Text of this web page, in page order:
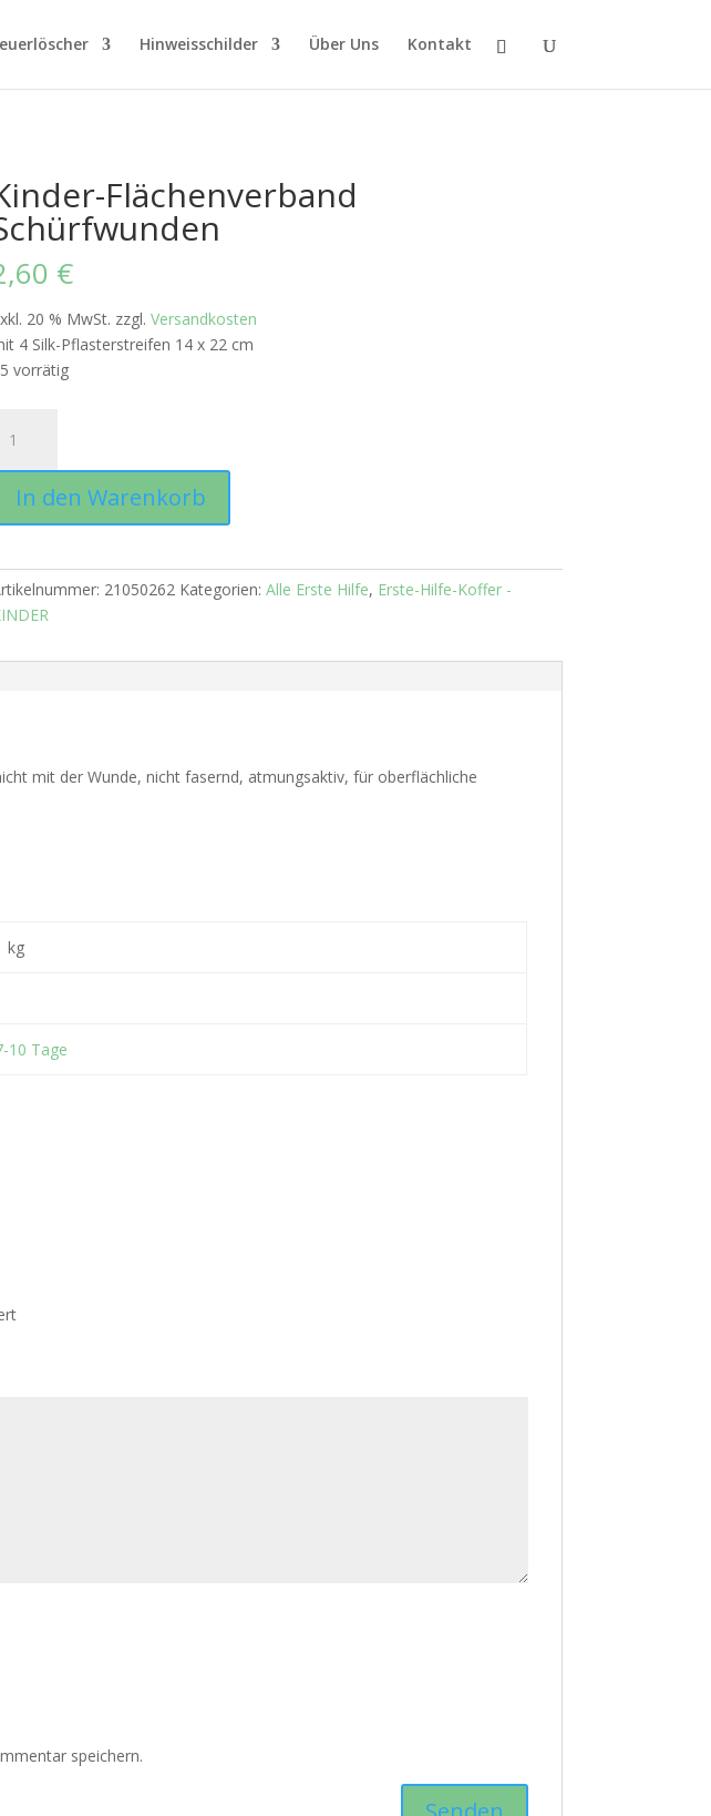
Hinweisschilder Über Uns Kontakt
Flächenverband
€
20 % MwSt. zzgl. Versandkosten
4 Silk-Pflasterstreifen 14 x 22 cm
vorrätig
Flächenverband
MengeIn den Warenkorb
21050262 Kategorien: Alle Erste Hilfe, Erste-Hilfe-Koffer -
mit der Wunde, nicht fasernd, atmungsaktiv, für oberflächliche
kg
10 Tage
speichern.